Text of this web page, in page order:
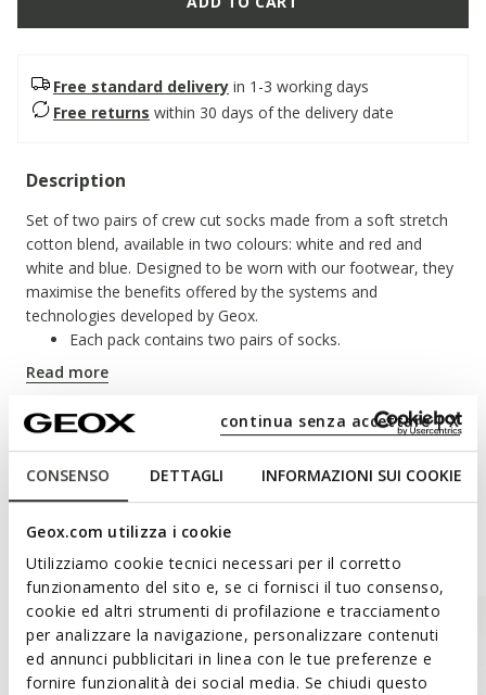
CONSENSO DETTAGLI INFORMAZIONI SUI COOKIE
Geox.com utilizza i cookie
Utilizziamo cookie tecnici necessari per il corretto
funzionamento del sito e, se ci fornisci il tuo consenso,
cookie ed altri strumenti di profilazione e tracciamento
per analizzare la navigazione, personalizzare contenuti
ed annunci pubblicitari in linea con le tue preferenze e
fornire funzionalità dei social media. Se chiudi questo
continua senza accettare | X
Free standard delivery in 1-3 working days
Free returns within 30 days of the delivery date
Description
Set of two pairs of crew cut socks made from a soft stretch
cotton blend, available in two colours: white and red and
white and blue. Designed to be worn with our footwear, they
maximise the benefits offered by the systems and
technologies developed by Geox.
Each pack contains two pairs of socks.
ITEM CODE:
Read more
Materials
Style Inspiration